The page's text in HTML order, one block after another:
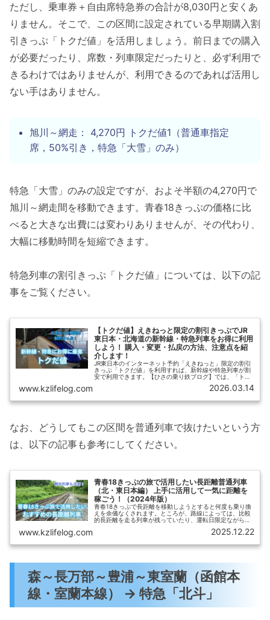
ただし、乗車券＋自由席特急券の合計が8,030円と安くあ
りません。そこで、この区間に設定されている早期購入割
引きっぷ「トクだ値」を活用しましょう。前日までの購入
が必要だったり、席数・列車限定だったりと、必ず利用で
きるわけではありませんが、利用できるのであれば活用し
ない手はありません。
旭川～網走： 4,270円 トクだ値1（普通車指定
席，50%引き，特急「大雪」のみ）
特急「大雪」のみの設定ですが、およそ半額の4,270円で
旭川～網走間を移動できます。青春18きっぷの価格に比
べると大きな出費には変わりありませんが、その代わり、
大幅に移動時間を短縮できます。
特急列車の割引きっぷ「トクだ値」については、以下の記
事をご覧ください。
【トクだ値】えきねっと限定の割引きっぷでJR
東日本・北海道の新幹線・特急列車をお得に利用
しよう！ 購入・変更・払戻の方法、注意点を紹
介します！
JR東日本のインターネット予約「えきねっと」限定の割引
きっぷ「トクだ値」を利用すれば、新幹線や特急列車が割
安で利用できます。【ひさの乗り鉄ブログ】では、「トク
だ値」の最新情報に加えて、基本的な使い方や購入方法、
変更や払い戻し（キャンセル）の注意点、上手な利用法を
www.kzlifelog.com 2026.03.14
なお、どうしてもこの区間を普通列車で抜けたいという方
は、以下の記事も参考にしてください。
青春18きっぷの旅で活用したい長距離普通列車
（北・東日本編） 上手に活用して一気に距離を
稼ごう！（2024年版）
青春18きっぷで長距離を移動しようとすると何度も乗り換
えを余儀なくされます。ところが、路線によっては、比較
的長距離を走る列車が残っていたり、運転日限定ながら観
18きっぷナビ】では、主に北日本・東日本の青春18きっぷ
www.kzlifelog.com 2025.12.22
森～長万部～豊浦～東室蘭（函館本
線・室蘭本線） → 特急「北斗」